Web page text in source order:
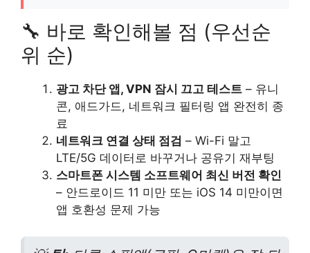
🔧 바로 확인해볼 점 (우선순
위 순)
광고 차단 앱, VPN 잠시 끄고 테스트 – 유니
콘, 애드가드, 네트워크 필터링 앱 완전히 종
료
네트워크 연결 상태 점검 – Wi-Fi 말고
LTE/5G 데이터로 바꾸거나 공유기 재부팅
스마트폰 시스템 소프트웨어 최신 버전 확인
– 안드로이드 11 미만 또는 iOS 14 미만이면
앱 호환성 문제 가능